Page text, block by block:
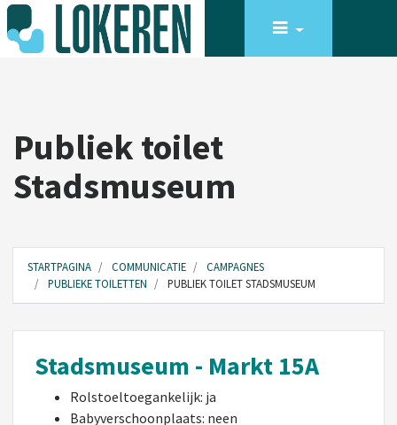
Publiek toilet
Stadsmuseum
STARTPAGINA COMMUNICATIE
CAMPAGNES
PUBLIEKE TOILETTEN
PUBLIEK TOILET STADSMUSEUM
Stadsmuseum - Markt 15A
Rolstoeltoegankelijk: ja
Babyverschoonplaats: neen